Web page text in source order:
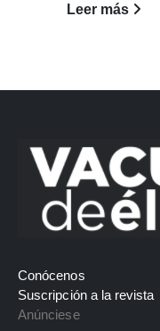
Leer más
Conócenos
Suscripción a la revista
Anúnciese